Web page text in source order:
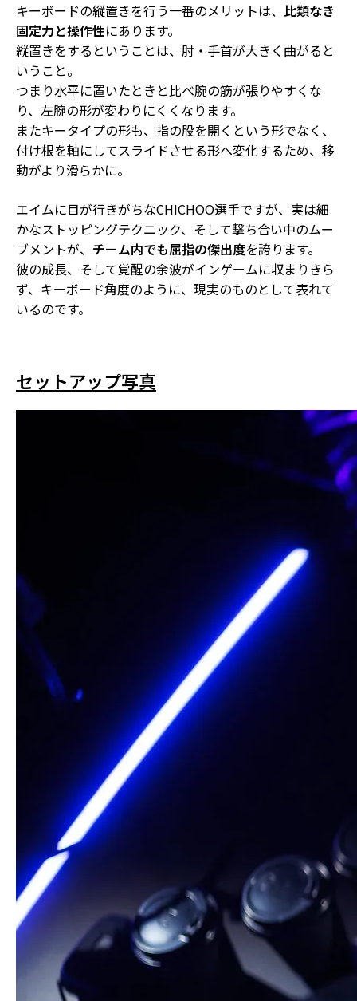
キーボードの縦置きを行う一番のメリットは、 比類なき
固定力と操作性にあります。
縦置きをするということは、 肘・手首が大きく曲がる と
いうこと。
つまり水平に置いたときと比べ腕の筋が張りやすくな
り、左腕の形が変わりにくく なります。
またキータイプの形も、指の股を開くという形でなく、
付け根を軸にしてスライドさせる形へ変化するため、移
動がより滑らかに。
エイムに目が行きがちなCHICHOO選手ですが、実は細
かなストッピングテクニック、そして撃ち合い中のムー
ブメントが、 チーム内でも屈指の傑出度を誇ります。
彼の成長、そして覚醒の余波がインゲームに収まりきら
ず、キーボード角度のように、現実のものとして表れて
いるのです。
セットアップ写真